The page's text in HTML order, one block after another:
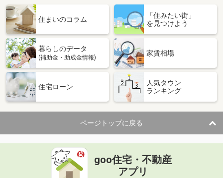
住まいのコラム
「住みたい街」
を見つけよう
暮らしのデータ
(補助金・助成金情報)
家賃相場
住宅ローン
人気タウン
ランキング
ページトップに戻る
goo住宅・不動産
アプリ